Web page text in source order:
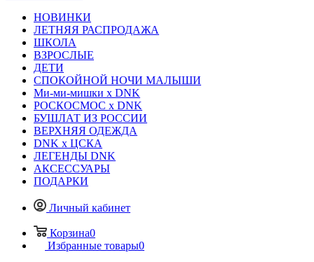
НОВИНКИ
ЛЕТНЯЯ РАСПРОДАЖА
ШКОЛА
ВЗРОСЛЫЕ
ДЕТИ
СПОКОЙНОЙ НОЧИ МАЛЫШИ
Ми-ми-мишки x DNK
РОСКОСМОС x DNK
БУШЛАТ ИЗ РОССИИ
ВЕРХНЯЯ ОДЕЖДА
DNK x ЦСКА
ЛЕГЕНДЫ DNK
АКСЕССУАРЫ
ПОДАРКИ
Личный кабинет
Корзина0
Избранные товары0